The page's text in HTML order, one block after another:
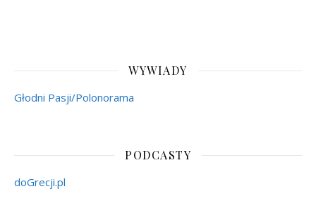
WYWIADY
Głodni Pasji/Polonorama
PODCASTY
doGrecji.pl